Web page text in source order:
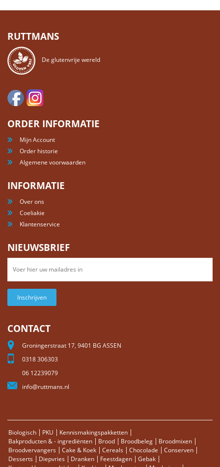
RUTTMANS
De glutenvrije wereld
ORDER INFORMATIE
Mijn Account
Order historie
Algemene voorwaarden
INFORMATIE
Over ons
Coeliakie
Klantenservice
NIEUWSBRIEF
Inschrijven
CONTACT
Groningerstraat 17, 9401 BG ASSEN
0318 306303
06 12239079
info@ruttmans.nl
Biologisch PKU
Kennismakingspakketten
Bakproducten & - ingrediënten
Brood Broodbeleg
Broodmixen
Broodvervangers
Cake & Koek Cereals Chocolade
Conserven
Desserts
Diepvries Dranken Feestdagen
Gebak